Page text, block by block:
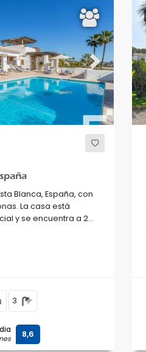
Next
Blanca, España, con
La casa está
y se encuentra a 2
3
8,6